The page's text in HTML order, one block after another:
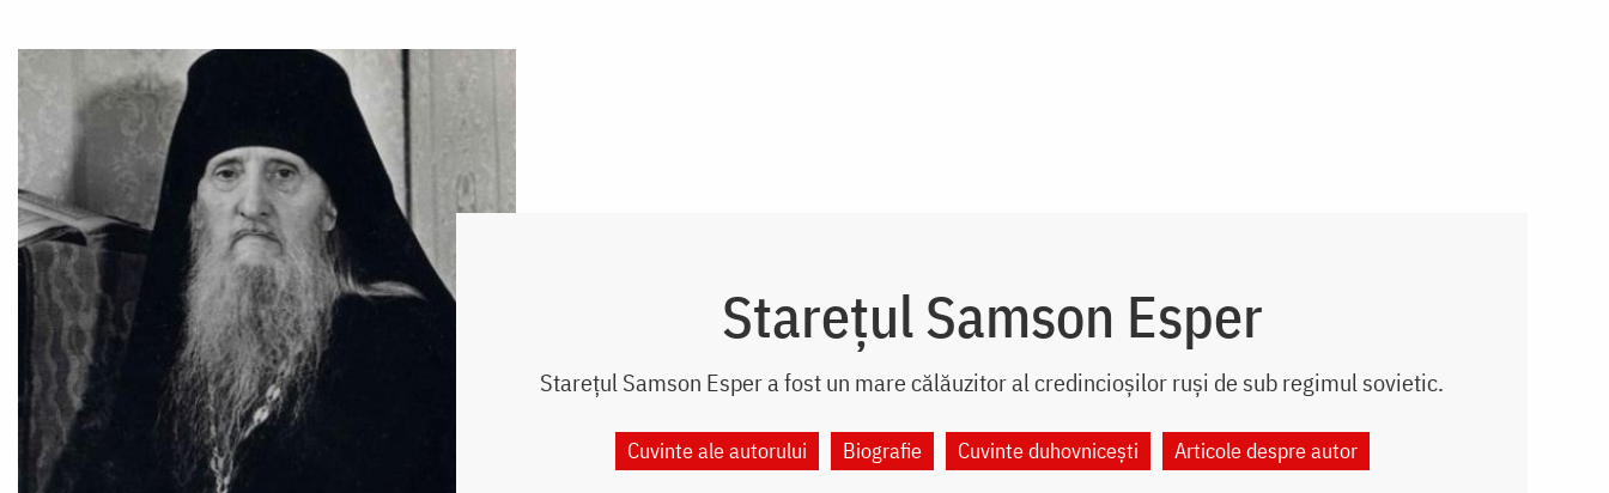
Starețul Samson Esper
Starețul Samson Esper a fost un mare călăuzitor al credincioșilor ruși de sub regimul sovietic.
Cuvinte ale autorului Biografie Cuvinte duhovnicești Articole despre autor